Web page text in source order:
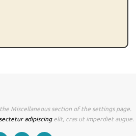
Miscellaneous section of the settings page.
adipiscingelit, cras ut imperdiet augue.